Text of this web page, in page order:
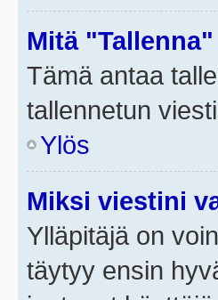
Mitä
Tämä antaa
tallennetun
Ylös
Miksi viestini
Ylläpitäjä on
täytyy ensin